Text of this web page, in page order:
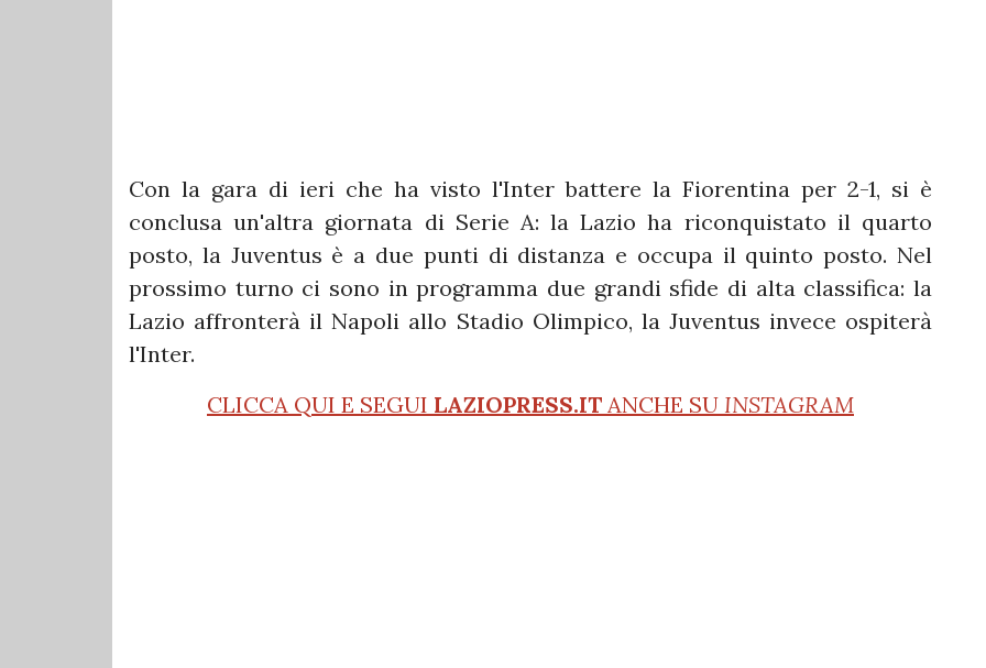
Con la gara di ieri che ha visto l'Inter battere la Fiorentina per 2-1, si è
conclusa un'altra giornata di Serie A: la Lazio ha riconquistato il quarto
posto, la Juventus è a due punti di distanza e occupa il quinto posto. Nel
prossimo turno ci sono in programma due grandi sfide di alta classifica: la
Lazio affronterà il Napoli allo Stadio Olimpico, la Juventus invece ospiterà
l'Inter.
CLICCA QUI E SEGUI LAZIOPRESS.IT ANCHE SU INSTAGRAM